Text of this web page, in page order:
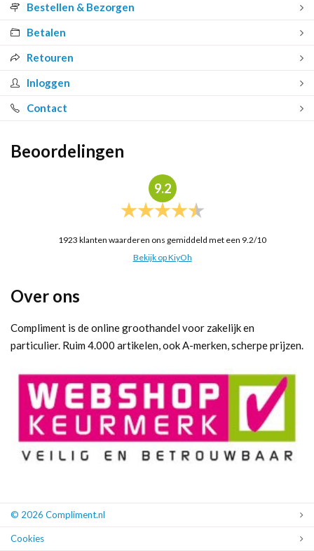
Bestellen & Bezorgen
Betalen
Retouren
Inloggen
Contact
Beoordelingen
9.2
1923 klanten waarderen ons gemiddeld met een 9.2/10
Bekijk op KiyOh
Over ons
Compliment is de online groothandel voor zakelijk en
particulier. Ruim 4.000 artikelen, ook A-merken, scherpe prijzen.
© 2026 Compliment.nl
Cookies